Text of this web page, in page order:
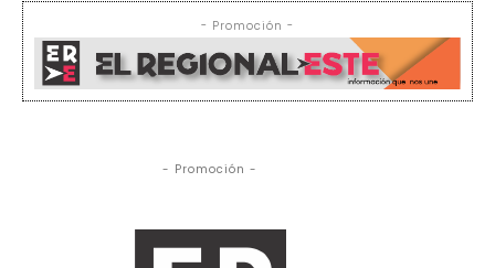
- Promoción -
- Promoción -